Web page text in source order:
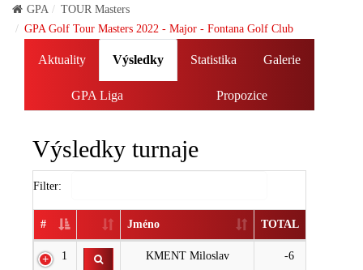
GPA
TOUR Masters
GPA Golf Tour Masters 2022 - Major - Fontana Golf Club
Aktuality Výsledky Statistika Galerie
GPA Liga Propozice
Výsledky turnaje
Filter:
# Jméno TOTAL
1 KMENT Miloslav -6